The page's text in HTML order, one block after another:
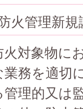
火管理新規
火対象物に
業務を適切
管理的又は